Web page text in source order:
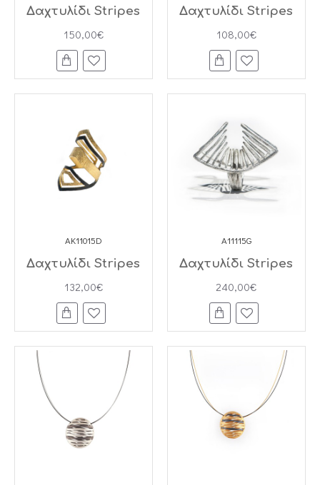
Δαχτυλίδι Stripes
150,00€
Δαχτυλίδι Stripes
108,00€
AK11015D
Δαχτυλίδι Stripes
132,00€
A11115G
Δαχτυλίδι Stripes
240,00€